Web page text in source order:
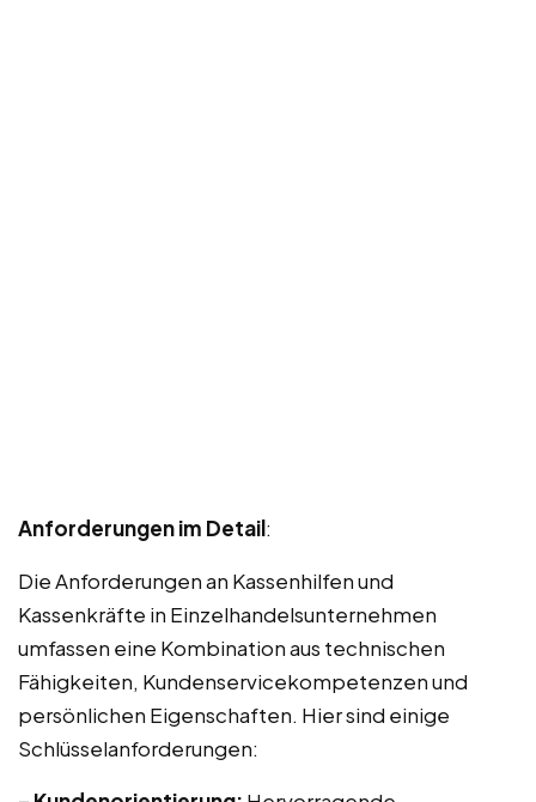
Anforderungen im Detail:
Die Anforderungen an Kassenhilfen und
Kassenkräfte in Einzelhandelsunternehmen
umfassen eine Kombination aus technischen
Fähigkeiten, Kundenservicekompetenzen und
persönlichen Eigenschaften. Hier sind einige
Schlüsselanforderungen: